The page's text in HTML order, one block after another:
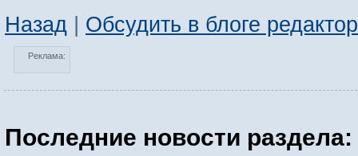
Назад | Обсудить в блоге
Реклама:
Последние новости раздела: